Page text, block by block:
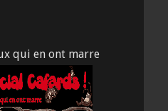
qui en ont marre